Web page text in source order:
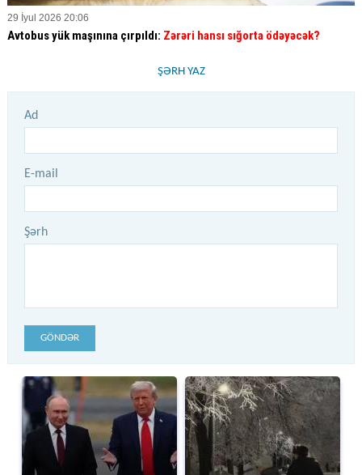
29 İyul 2026 20:06
Avtobus yük maşınına çırpıldı: Zərəri hansı sığorta ödəyəcək?
ŞƏRH YAZ
Ad
E-mail
Şərh
GÖNDƏR